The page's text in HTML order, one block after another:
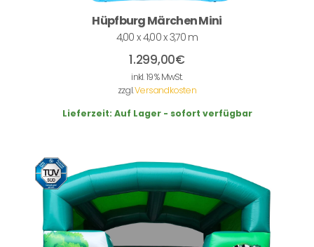
Hüpfburg Märchen Mini
4,00 x 4,00 x 3,70 m
1.299,00€
inkl. 19 % MwSt.
zzgl.Versandkosten
Lieferzeit: Auf Lager - sofort verfügbar